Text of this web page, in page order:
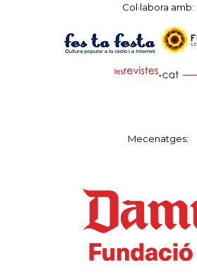
Col·labora amb:
Mecenatges: